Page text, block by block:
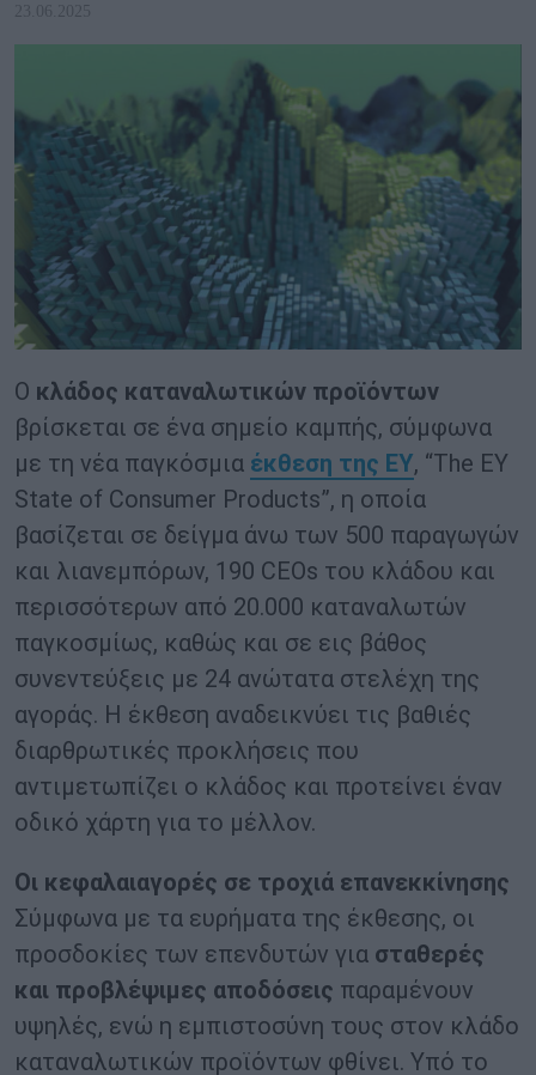
23.06.2025
Ο κλάδος καταναλωτικών προϊόντων
βρίσκεται σε ένα σημείο καμπής, σύμφωνα
με τη νέα παγκόσμια έκθεση της EY, “The EY
State of Consumer Products”, η οποία
βασίζεται σε δείγμα άνω των 500 παραγωγών
και λιανεμπόρων, 190 CEOs του κλάδου και
περισσότερων από 20.000 καταναλωτών
παγκοσμίως, καθώς και σε εις βάθος
συνεντεύξεις με 24 ανώτατα στελέχη της
αγοράς. Η έκθεση αναδεικνύει τις βαθιές
διαρθρωτικές προκλήσεις που
αντιμετωπίζει ο κλάδος και προτείνει έναν
οδικό χάρτη για το μέλλον.
Οι κεφαλαιαγορές σε τροχιά επανεκκίνησης
Σύμφωνα με τα ευρήματα της έκθεσης, οι
προσδοκίες των επενδυτών για σταθερές
και προβλέψιμες αποδόσεις παραμένουν
υψηλές, ενώ η εμπιστοσύνη τους στον κλάδο
καταναλωτικών προϊόντων φθίνει. Υπό το